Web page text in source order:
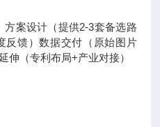
案设计（提供2-3套备选路
反馈）数据交付（原始图片
伸（专利布局+产业对接）